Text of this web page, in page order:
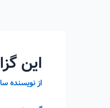
این
ازنویسنده